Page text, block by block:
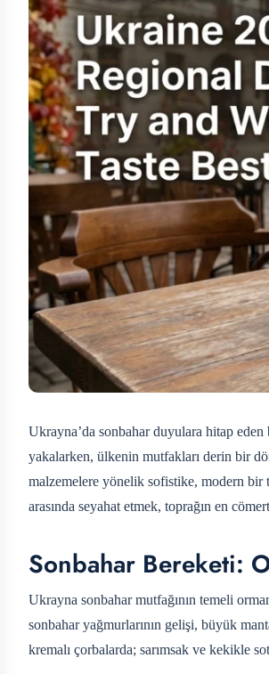
Ukrayna’da sonbahar duyulara hitap eden
yakalarken, ülkenin mutfakları derin bir
malzemelere yönelik sofistike, modern bir
arasında seyahat etmek, toprağın en
Sonbahar Bereketi:
Ukrayna sonbahar mutfağının temeli
sonbahar yağmurlarının gelişi, büyük
kremalı çorbalarda; sarımsak ve kekikle